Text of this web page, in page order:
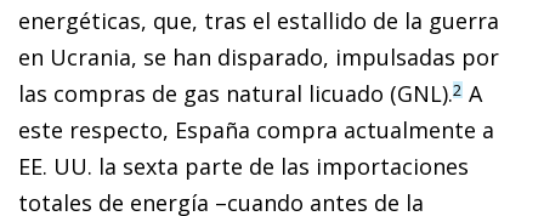
energéticas, que, tras el estallido de la guerra
en Ucrania, se han disparado, impulsadas por
las compras de gas natural licuado (GNL).2 A
este respecto, España compra actualmente a
EE. UU. la sexta parte de las importaciones
totales de energía –cuando antes de la